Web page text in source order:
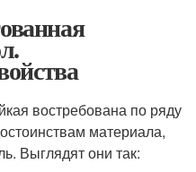
востребована по ряду
материала,
Выглядят они так: